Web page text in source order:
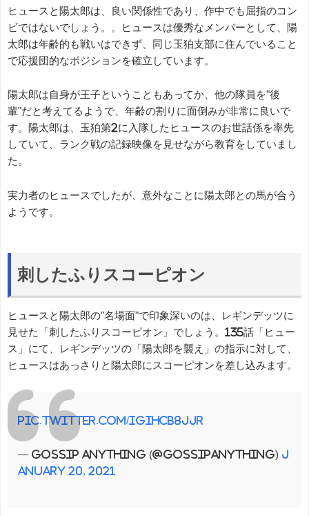
ヒュースと陽太郎は、良い関係性であり、作中でも屈指のコン
ビではないでしょう。。ヒュースは優秀なメンバーとして、陽
太郎は年齢的も戦いはできず、同じ玉狛支部に住んでいること
で応援団的なポジションを確立しています。
陽太郎は自身が王子ということもあってか、他の隊員を"後
輩"だと考えてるようで、年齢の割りに面倒みが非常に良いで
す。陽太郎は、玉狛第2に入隊したヒュースのお世話係を率先
していて、ランク戦の記録映像を見せながら教育をしていまし
た。
実力者のヒュースでしたが、意外なことに陽太郎との馬が合う
ようです。
刺したふりスコーピオン
ヒュースと陽太郎の"名場面"で印象深いのは、レギンデッツに
見せた「刺したふりスコーピオン」でしょう。135話「ヒュー
ス」にて、レギンデッツの「陽太郎を襲え」の指示に対して、
ヒュースはあっさりと陽太郎にスコーピオンを差し込みます。
pic.twitter.com/iGIhCB8JJr
— Gossip Anything (@gossipanything) J
anuary 20, 2021